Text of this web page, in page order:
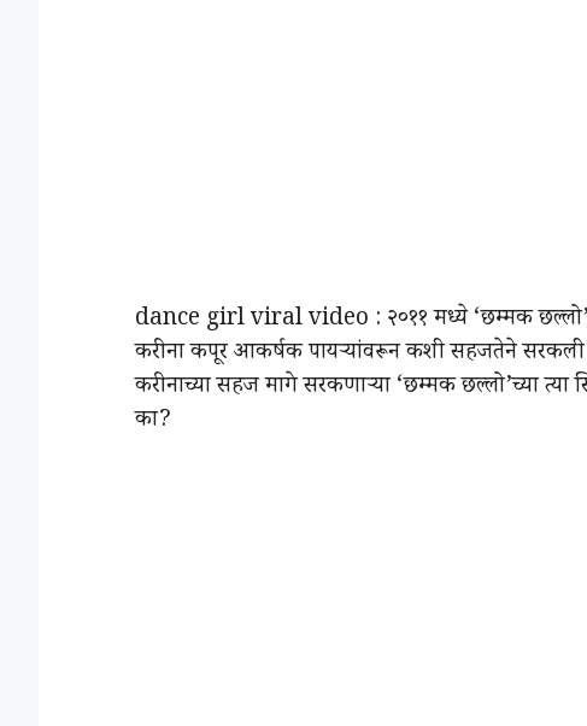
dance girl viral video : २०११ मध्ये ‘छम्मक
करीना कपूर आकर्षक पायऱ्यांवरून कशी सहजतेने
करीनाच्या सहज मागे सरकणाऱ्या ‘छम्मक छल्लो’च्या
का?